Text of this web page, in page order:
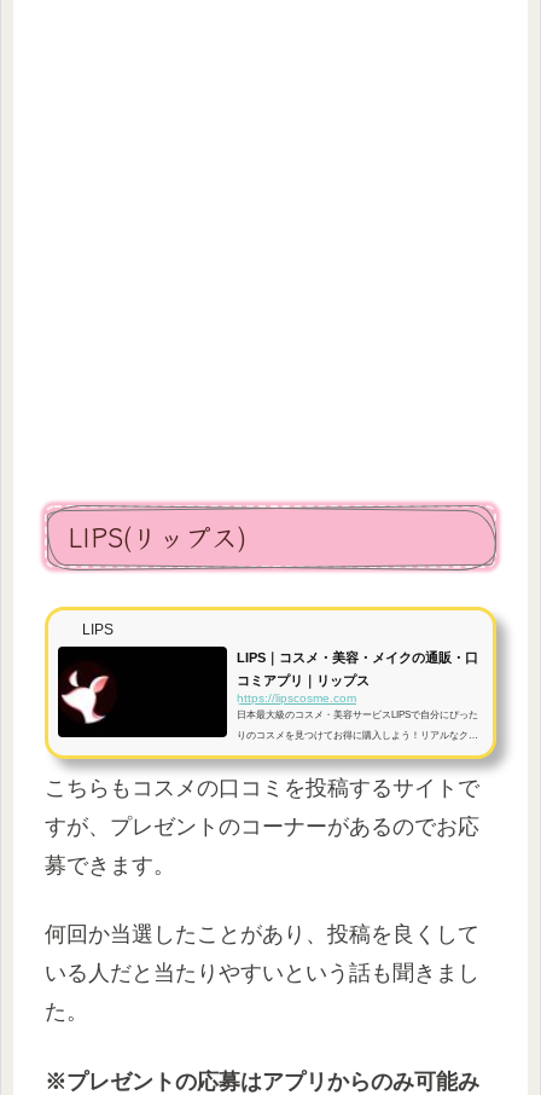
LIPS(リップス)
LIPS
LIPS｜コスメ・美容・メイクの通販・口
コミアプリ｜リップス
https://lipscosme.com
日本最大級のコスメ・美容サービスLIPSで自分にぴった
りのコスメを見つけてお得に購入しよう！リアルなクチ
コミから魅力的なコスメに出会えたり、おしゃれなあの
子や有名人のメイク方法もわかる！ランキングや役立つ
記事も充実！最新トレンドや人気コスメを探すならLIPS
こちらもコスメの口コミを投稿するサイトで
すが、プレゼントのコーナーがあるのでお応
募できます。
何回か当選したことがあり、投稿を良くして
いる人だと当たりやすいという話も聞きまし
た。
※プレゼントの応募はアプリからのみ可能み